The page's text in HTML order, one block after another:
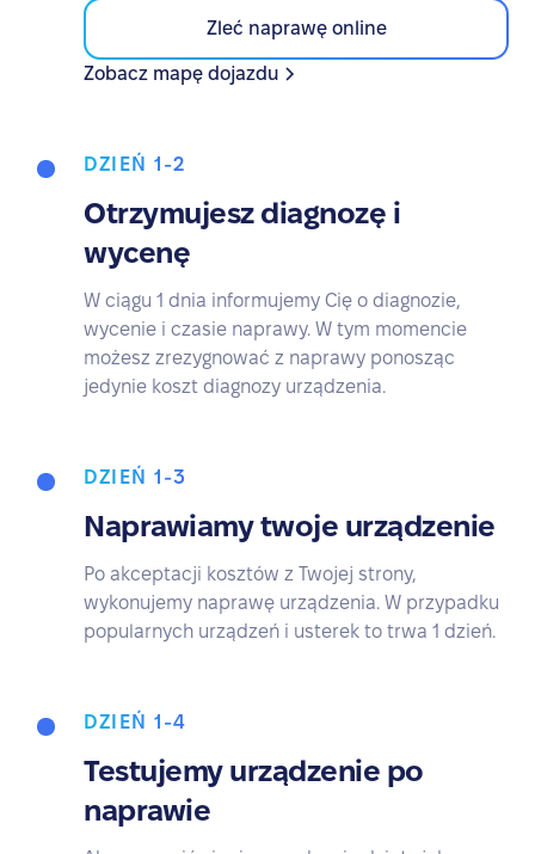
Zleć naprawę online
Zobacz mapę dojazdu
DZIEŃ 1-2
Otrzymujesz diagnozę i
wycenę
W ciągu 1 dnia informujemy Cię o diagnozie,
wycenie i czasie naprawy. W tym momencie
możesz zrezygnować z naprawy ponosząc
jedynie koszt diagnozy urządzenia.
DZIEŃ 1-3
Naprawiamy twoje urządzenie
Po akceptacji kosztów z Twojej strony,
wykonujemy naprawę urządzenia. W przypadku
popularnych urządzeń i usterek to trwa 1 dzień.
DZIEŃ 1-4
Testujemy urządzenie po
naprawie